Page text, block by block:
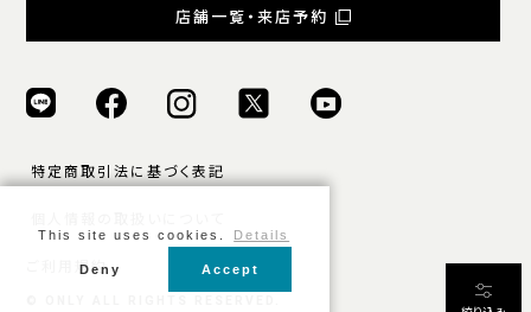
店舗一覧・来店予約
特定商取引法に基づく表記
ご利用規約
This site uses cookies. Details
Deny Accept